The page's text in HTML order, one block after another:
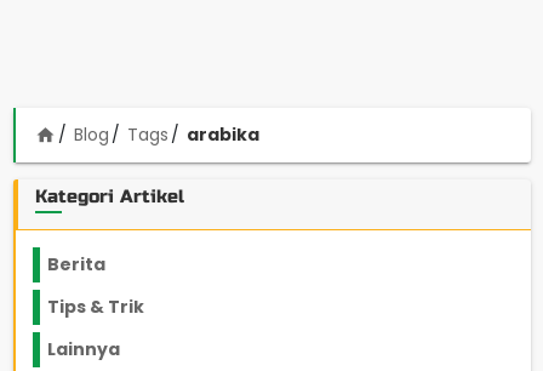
home Blog Tags arabika
Kategori Artikel
Berita
Tips & Trik
Lainnya